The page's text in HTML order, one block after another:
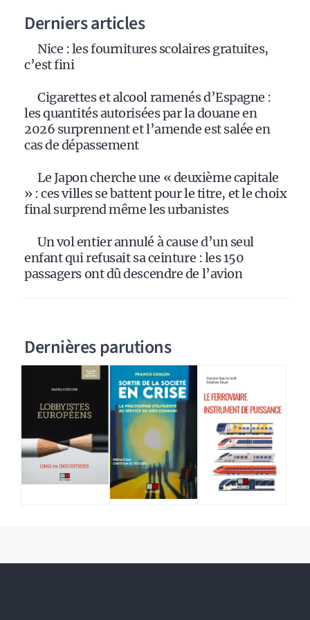
Derniers articles
Nice : les fournitures scolaires gratuites,
c’est fini
Cigarettes et alcool ramenés d’Espagne :
les quantités autorisées par la douane en
2026 surprennent et l’amende est salée en
cas de dépassement
Le Japon cherche une « deuxième capitale
» : ces villes se battent pour le titre, et le choix
final surprend même les urbanistes
Un vol entier annulé à cause d’un seul
enfant qui refusait sa ceinture : les 150
passagers ont dû descendre de l’avion
Dernières parutions